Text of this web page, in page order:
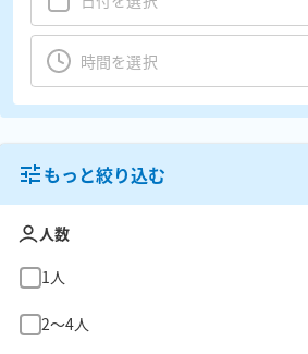
もっと絞り込む
人数
1人
2〜4人